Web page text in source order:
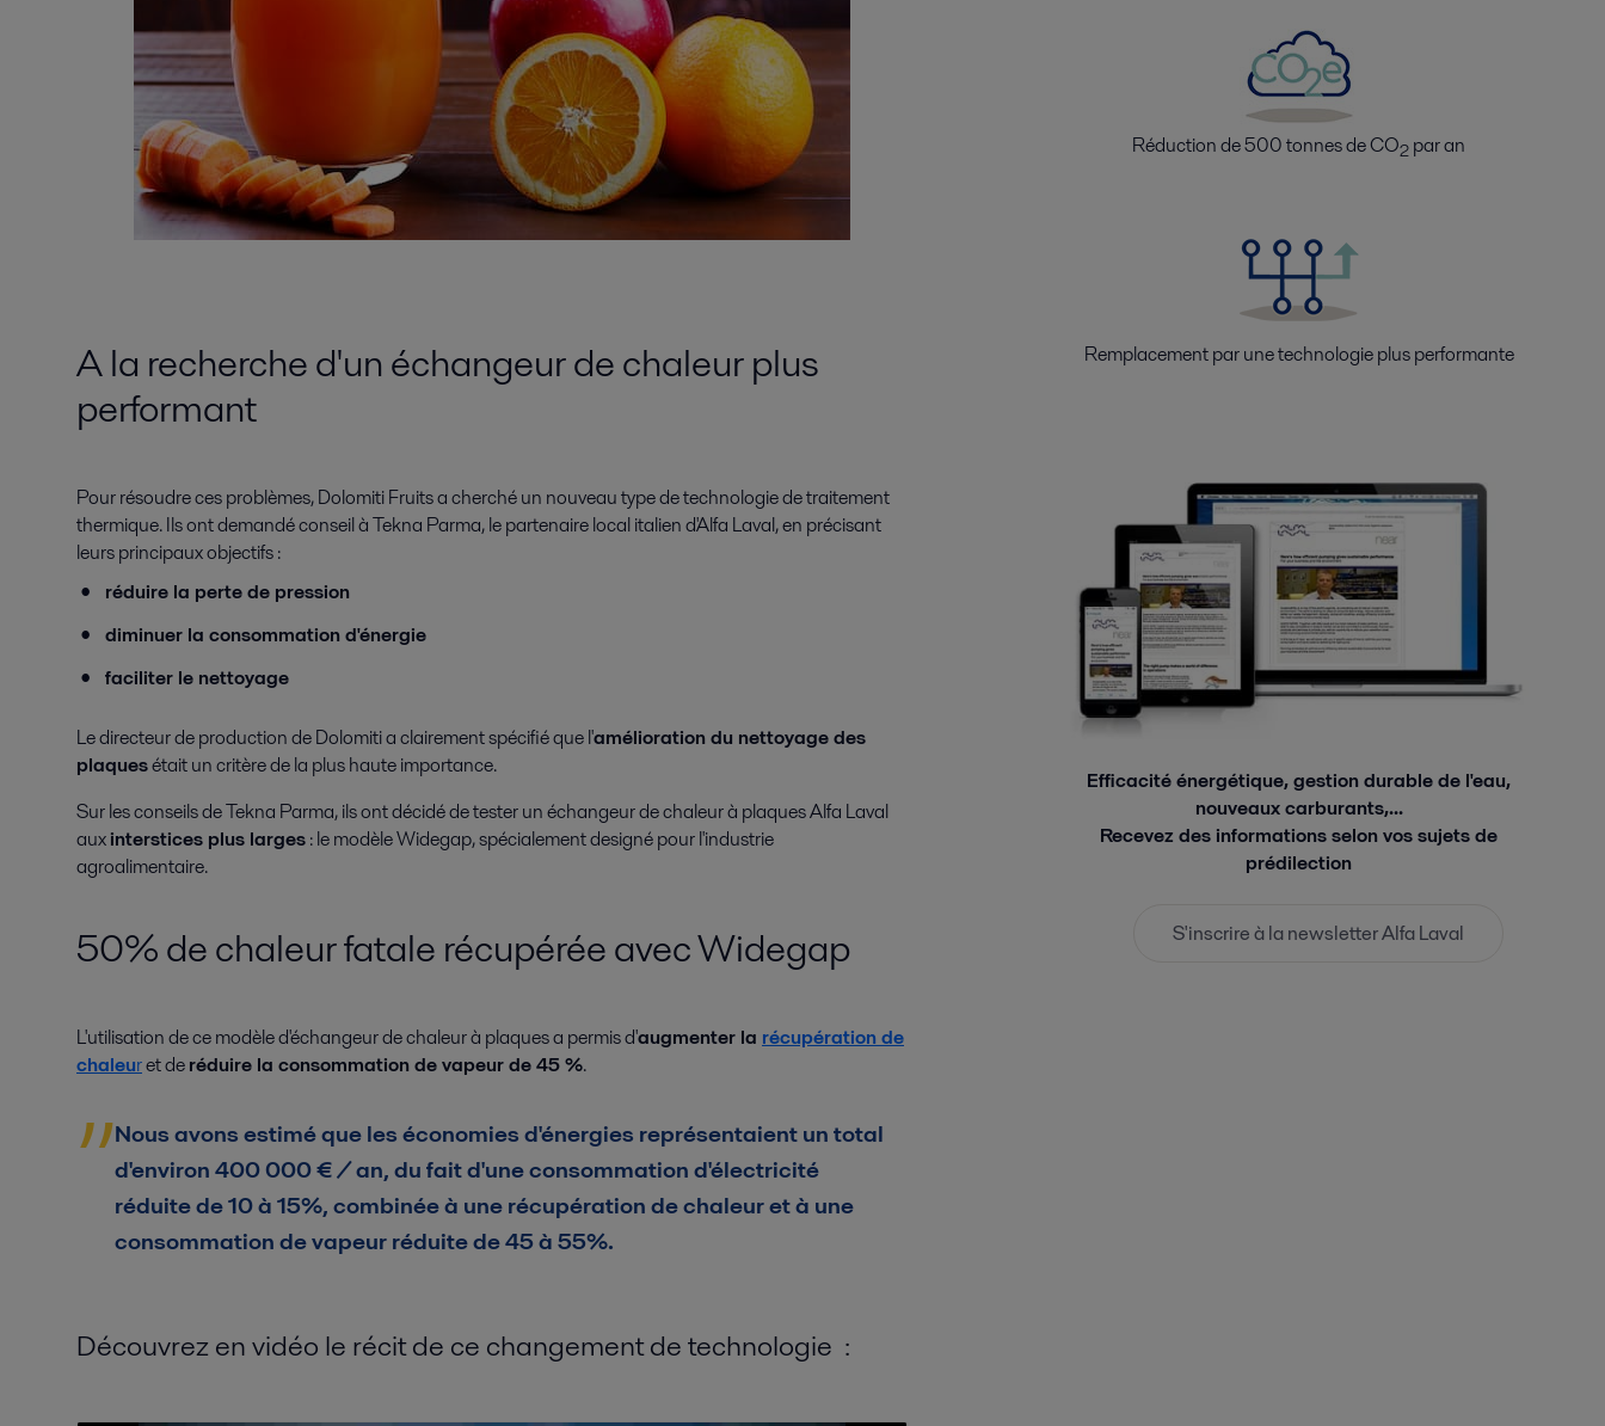
A la recherche d'un échangeur de chaleur plus
performant
Pour résoudre ces problèmes, Dolomiti Fruits a cherché un nouveau type de technologie de traitement
thermique. Ils ont demandé conseil à Tekna Parma, le partenaire local italien d'Alfa Laval, en précisant
leurs principaux objectifs :
réduire la perte de pression
diminuer la consommation d'énergie
faciliter le nettoyage
Le directeur de production de Dolomiti a clairement spécifié que l'amélioration du nettoyage des
plaquesétait un critère de la plus haute importance.
Sur les conseils de Tekna Parma, ils ont décidé de tester un échangeur de chaleur à plaques Alfa Laval
auxinterstices plus larges: le modèle Widegap, spécialement designé pour l'industrie
agroalimentaire.
50% de chaleur fatale récupérée avec Widegap
L'utilisation de ce modèle d'échangeur de chaleur à plaques a permis d'augmenter la récupération de
chaleuret deréduire la consommation de vapeur de 45 %.
Nous avons estimé que les économies d'énergies représentaient un total
d'environ 400 000 € / an, du fait d'une consommation d'électricité
réduite de 10 à 15%, combinée à une récupération de chaleur et à une
consommation de vapeur réduite de 45 à 55%.
Découvrez en vidéo le récit de ce changement de technologie :
Réduction de 500 tonnes de CO2 par an
Remplacement par une technologie plus performante
Efficacité énergétique, gestion durable de l'eau,
nouveaux carburants,...
Recevez des informations selon vos sujets de
prédilection
S'inscrire à la newsletter Alfa Laval